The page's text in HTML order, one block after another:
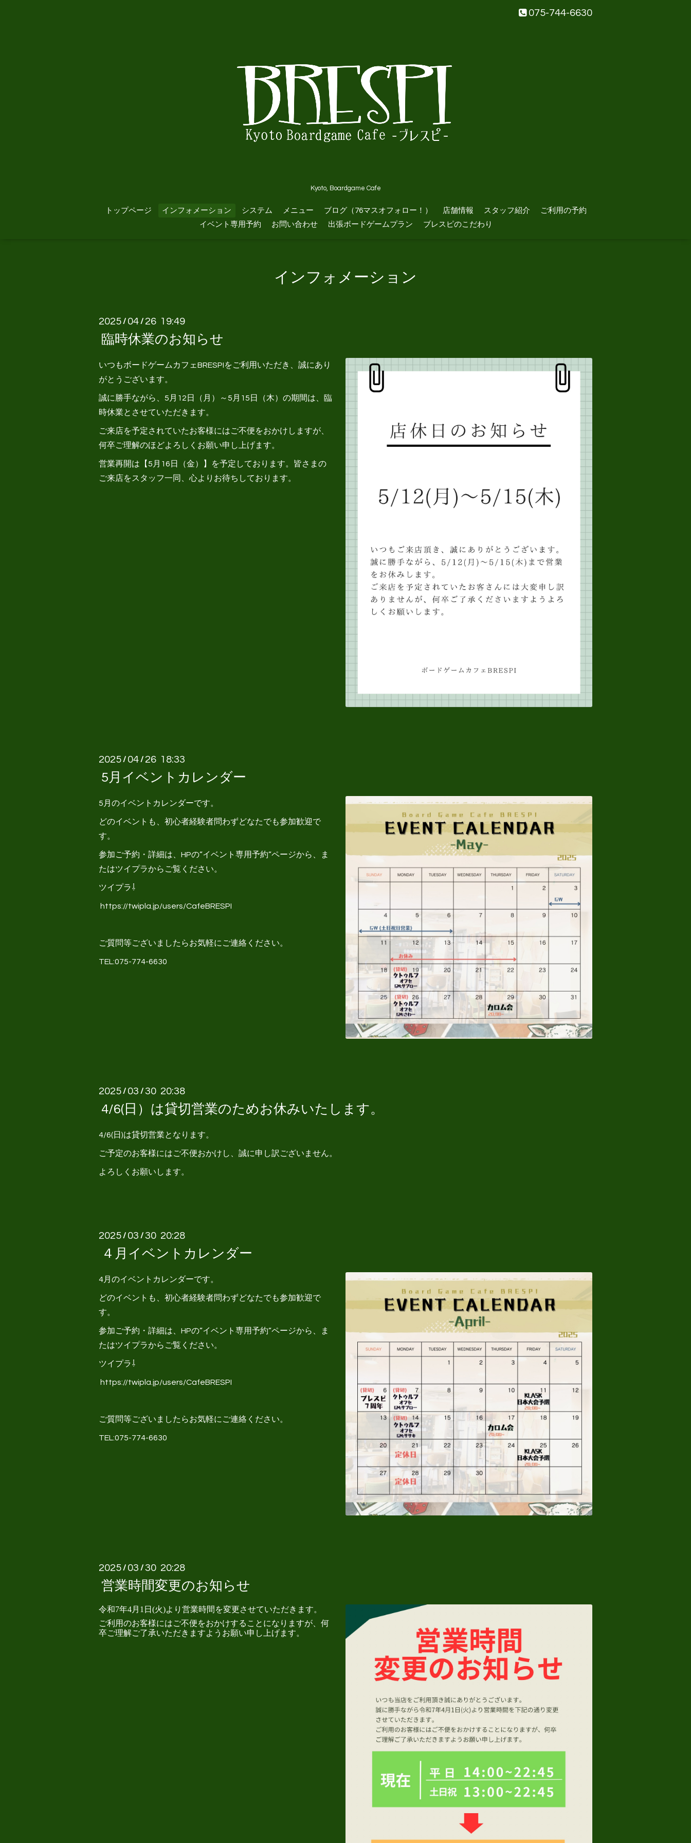
075-744-6630
Kyoto, Boardgame Cafe
トップページ インフォメーション システム メニュー ブログ（76マスオフォロー！） 店舗情報 スタッフ紹介
ご利用の予約
イベント専用予約
お問い合わせ 出張ボードゲームプラン ブレスピのこだわり
インフォメーション
2025 / 04 / 26 19:49
臨時休業のお知らせ
いつもボードゲームカフェBRESPIをご利用いただき、誠にあり
がとうございます。
誠に勝手ながら、5月12日（月）～5月15日（木）の期間は、臨
時休業とさせていただきます。
ご来店を予定されていたお客様にはご不便をおかけしますが、
何卒ご理解のほどよろしくお願い申し上げます。
営業再開は【5月16日（金）】を予定しております。皆さまの
ご来店をスタッフ一同、心よりお待ちしております。
2025 / 04 / 26 18:33
5月イベントカレンダー
5月のイベントカレンダーです。
どのイベントも、初心者経験者問わずどなたでも参加歓迎で
す。
参加ご予約・詳細は、HPの”イベント専用予約”ページから、ま
たはツイプラからご覧ください。
ツイプラ⇩
https://twipla.jp/users/CafeBRESPI
ご質問等ございましたらお気軽にご連絡ください。
TEL:075-774-6630
2025 / 03 /30 20:38
4/6(日）は貸切営業のためお休みいたします。
4/6(日)は貸切営業となります。
ご予定のお客様にはご不便おかけし、誠に申し訳ございません。
よろしくお願いします。
2025 / 03 /30 20:28
４月イベントカレンダー
4月のイベントカレンダーです。
どのイベントも、初心者経験者問わずどなたでも参加歓迎で
す。
参加ご予約・詳細は、HPの”イベント専用予約”ページから、ま
たはツイプラからご覧ください。
ツイプラ⇩
https://twipla.jp/users/CafeBRESPI
ご質問等ございましたらお気軽にご連絡ください。
TEL:075-774-6630
2025 / 03 /30 20:28
営業時間変更のお知らせ
令和7年4月1日(火)より営業時間を変更させていただきます。
ご利用のお客様にはご不便をおかけすることになりますが、何
卒ご理解ご了承いただきますようお願い申し上げます。